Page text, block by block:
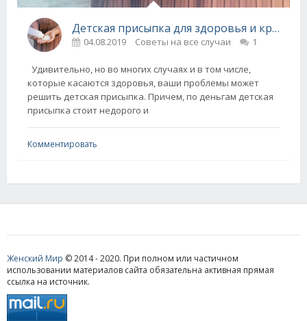
Детская присыпка для здоровья и красоты - эффективно и недорого!
04.08.2019 Советы на все случаи 1
Удивительно, но во многих случаях и в том числе,
которые касаются здоровья, ваши проблемы может
решить детская присыпка. Причем, по деньгам детская
присыпка стоит недорого и
Комментировать
Женский Мир © 2014 - 2020. При полном или частичном
использовании материалов сайта обязательна активная прямая
ссылка на источник.